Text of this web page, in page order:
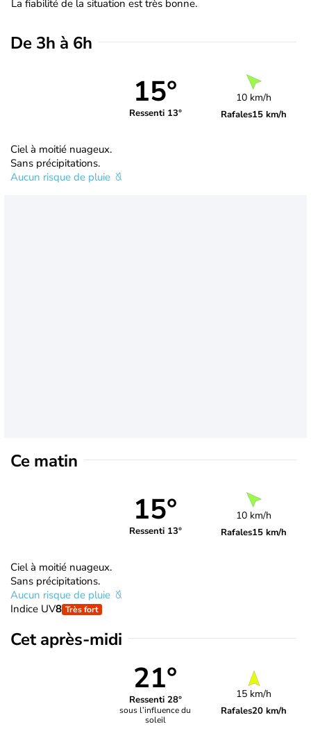
La fiabilité de la situation est très bonne.
De 3h à 6h
15°
Ressenti 13°
10 km/h
Rafales15 km/h
Ciel à moitié nuageux.
Sans précipitations.
Aucun risque de pluie
Ce matin
15°
Ressenti 13°
10 km/h
Rafales15 km/h
Ciel à moitié nuageux.
Sans précipitations.
Aucun risque de pluie
Indice UV8 Très fort
Cet après-midi
21°
Ressenti 28°
sous l’influence du
soleil
15 km/h
Rafales20 km/h